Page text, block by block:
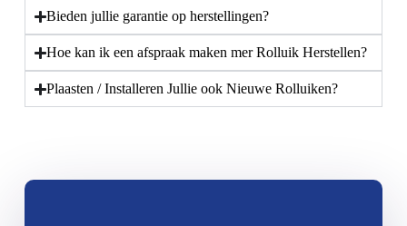
Bieden jullie garantie op herstellingen?
Hoe kan ik een afspraak maken mer Rolluik Herstellen?
Plaasten / Installeren Jullie ook Nieuwe Rolluiken?